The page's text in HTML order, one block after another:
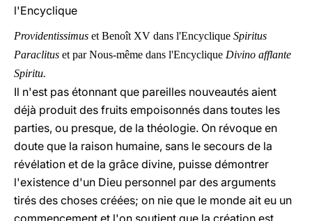
l'Encyclique
Providentissimus et Benoît XV dans l'Encyclique Spiritus
Paraclitus et par Nous-même dans l'Encyclique Divino afflante
Spiritu.
Il n'est pas étonnant que pareilles nouveautés aient
déjà produit des fruits empoisonnés dans toutes les
parties, ou presque, de la théologie. On révoque en
doute que la raison humaine, sans le secours de la
révélation et de la grâce divine, puisse démontrer
l'existence d'un Dieu personnel par des arguments
tirés des choses créées; on nie que le monde ait eu un
commencement et l'on soutient que la création est